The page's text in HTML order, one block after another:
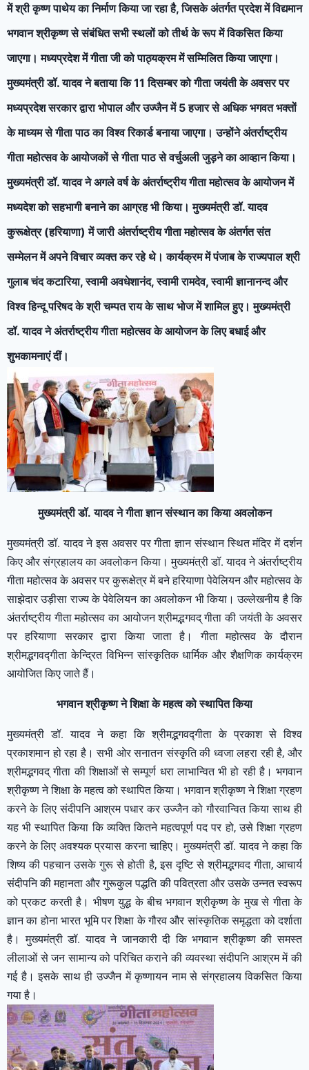
में श्री कृष्ण पाथेय का निर्माण किया जा रहा है, जिसके अंतर्गत प्रदेश में विद्यमान
भगवान श्रीकृष्ण से संबंधित सभी स्थलों को तीर्थ के रूप में विकसित किया
जाएगा। मध्यप्रदेश में गीता जी को पाठ्यक्रम में सम्मिलित किया जाएगा।
मुख्यमंत्री डॉ. यादव ने बताया कि 11 दिसम्बर को गीता जयंती के अवसर पर
मध्यप्रदेश सरकार द्वारा भोपाल और उज्जैन में 5 हजार से अधिक भगवत भक्तों
के माध्यम से गीता पाठ का विश्व रिकार्ड बनाया जाएगा। उन्होंने अंतर्राष्ट्रीय
गीता महोत्सव के आयोजकों से गीता पाठ से वर्चुअली जुड़ने का आव्हान किया।
मुख्यमंत्री डॉ. यादव ने अगले वर्ष के अंतर्राष्ट्रीय गीता महोत्सव के आयोजन में
मध्यदेश को सहभागी बनाने का आग्रह भी किया। मुख्यमंत्री डॉ. यादव
कुरूक्षेत्र (हरियाणा) में जारी अंतर्राष्ट्रीय गीता महोत्सव के अंतर्गत संत
सम्मेलन में अपने विचार व्यक्त कर रहे थे। कार्यक्रम में पंजाब के राज्यपाल श्री
गुलाब चंद कटारिया, स्वामी अवधेशानंद, स्वामी रामदेव, स्वामी ज्ञानानन्द और
विश्व हिन्दू परिषद के श्री चम्पत राय के साथ भोज में शामिल हुए। मुख्यमंत्री
डॉ. यादव ने अंतर्राष्ट्रीय गीता महोत्सव के आयोजन के लिए बधाई और
शुभकामनाएं दीं।
मुख्यमंत्री डॉ. यादव ने गीता ज्ञान संस्थान का किया अवलोकन
मुख्यमंत्री डॉ. यादव ने इस अवसर पर गीता ज्ञान संस्थान स्थित मंदिर में दर्शन
किए और संग्रहालय का अवलोकन किया। मुख्यमंत्री डॉ. यादव ने अंतर्राष्ट्रीय
गीता महोत्सव के अवसर पर कुरूक्षेत्र में बने हरियाणा पेवेलियन और महोत्सव के
साझेदार उड़ीसा राज्य के पेवेलियन का अवलोकन भी किया। उल्लेखनीय है कि
अंतर्राष्ट्रीय गीता महोत्सव का आयोजन श्रीमद्भगवद् गीता की जयंती के अवसर
पर हरियाणा सरकार द्वारा किया जाता है। गीता महोत्सव के दौरान
श्रीमद्भगवद्गीता केन्द्रित विभिन्न सांस्कृतिक धार्मिक और शैक्षणिक कार्यक्रम
आयोजित किए जाते हैं।
भगवान श्रीकृष्ण ने शिक्षा के महत्व को स्थापित किया
मुख्यमंत्री डॉ. यादव ने कहा कि श्रीमद्भगवद्गीता के प्रकाश से विश्व
प्रकाशमान हो रहा है। सभी ओर सनातन संस्कृति की ध्वजा लहरा रही है, और
श्रीमद्भगवद् गीता की शिक्षाओं से सम्पूर्ण धरा लाभान्वित भी हो रही है। भगवान
श्रीकृष्ण ने शिक्षा के महत्व को स्थापित किया। भगवान श्रीकृष्ण ने शिक्षा ग्रहण
करने के लिए संदीपनि आश्रम पधार कर उज्जैन को गौरवान्वित किया साथ ही
यह भी स्थापित किया कि व्यक्ति कितने महत्वपूर्ण पद पर हो, उसे शिक्षा ग्रहण
करने के लिए अवश्यक प्रयास करना चाहिए। मुख्यमंत्री डॉ. यादव ने कहा कि
शिष्य की पहचान उसके गुरू से होती है, इस दृष्टि से श्रीमद्भगवद गीता, आचार्य
संदीपनि की महानता और गुरूकुल पद्धति की पवित्रता और उसके उन्नत स्वरूप
को प्रकट करती है। भीषण युद्ध के बीच भगवान श्रीकृष्ण के मुख से गीता के
ज्ञान का होना भारत भूमि पर शिक्षा के गौरव और सांस्कृतिक समृद्धता को दर्शाता
है। मुख्यमंत्री डॉ. यादव ने जानकारी दी कि भगवान श्रीकृष्ण की समस्त
लीलाओं से जन सामान्य को परिचित कराने की व्यवस्था संदीपनि आश्रम में की
गई है। इसके साथ ही उज्जैन में कृष्णायन नाम से संग्रहालय विकसित किया
गया है।